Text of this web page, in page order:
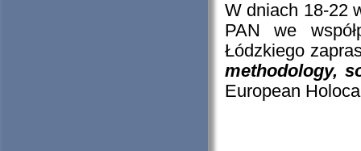
W dniach 18-22
PAN we
Łódzkiego
methodology,
European